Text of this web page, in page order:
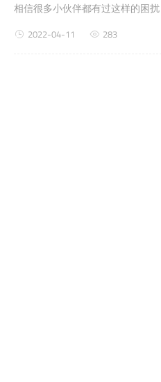
相信很多小伙伴都有过这样的困
2022-04-11 283